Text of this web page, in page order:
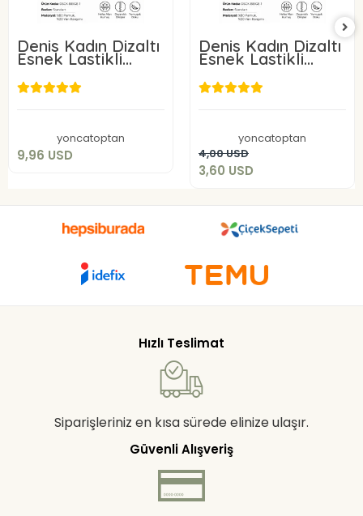
Denis Kadın Dizaltı
Esnek Lastikli
Çorap Bej Rengi 3
Adet
yoncatoptan
9,96 USD
9,96 USD
Denis Kadın Dizaltı
Esnek Lastikli
Çorap Bej Rengi
yoncatoptan
4,00 USD
3,60 USD
Add to cart
Hızlı Teslimat
Siparişleriniz en kısa sürede elinize ulaşır.
Güvenli Alışveriş